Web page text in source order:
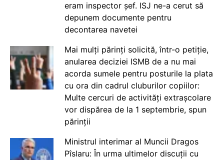
eram inspector șef. ISJ ne-a cerut să
depunem documente pentru
decontarea navetei
Mai mulți părinți solicită, într-o petiție,
anularea deciziei ISMB de a nu mai
acorda sumele pentru posturile la plata
cu ora din cadrul cluburilor copiilor:
Multe cercuri de activități extrașcolare
vor dispărea de la 1 septembrie, spun
părinții
Ministrul interimar al Muncii Dragos
Pîslaru: În urma ultimelor discuții cu